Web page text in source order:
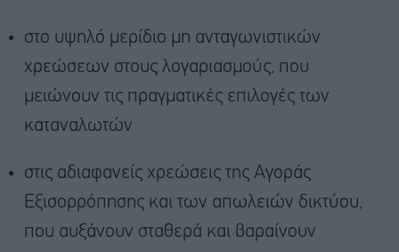
στο υψηλό μερίδιο μη ανταγωνιστικών
χρεώσεων στους λογαριασμούς, που
μειώνουν τις πραγματικές επιλογές των
καταναλωτών
στις αδιαφανείς χρεώσεις της Αγοράς
Εξισορρόπησης και των απωλειών δικτύου,
που αυξάνουν σταθερά και βαραίνουν